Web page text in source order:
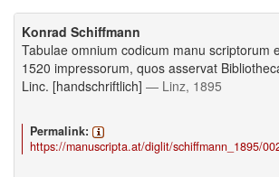
Konrad Schiffmann
Tabulae omnium codicum manu scriptorum
1520 impressorum, quos asservat
Linc. [handschriftlich] — Linz, 1895
Permalink:
https://manuscripta.at/diglit/schiffmann_1895/